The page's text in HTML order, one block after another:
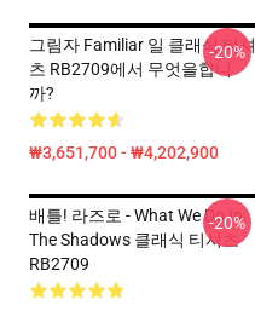
그림자 Familiar 일 클래식 티셔
츠 RB2709에서 무엇을합니
까?
₩3,651,700 - ₩4,202,900
-20%
배틀! 라즈로 - What We Do In
The Shadows 클래식 티셔츠
RB2709
-20%